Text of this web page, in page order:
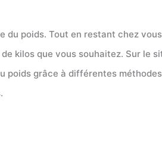
poids. Tout en restant chez
kilos que vous souhaitez. Sur le
grâce à différentes